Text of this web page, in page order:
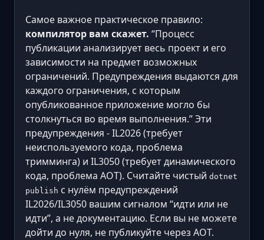
Самое важное практическое правило:
компилятор вам скажет. “Процесс
публикации анализирует весь проект и его
зависимости на предмет возможных
ограничений. Предупреждения выдаются для
каждого ограничения, с которым
опубликованное приложение могло бы
столкнуться во время выполнения.” Эти
предупреждения - IL2026 (требует
неиспользуемого кода, проблема
тримминга) и IL3050 (требует динамического
кода, проблема AOT). Считайте чистый dotnet
publish с нулём предупреждений
IL2026/IL3050 вашим сигналом “идти или не
идти”, а не документацию. Если вы не можете
дойти до нуля, не публикуйте через AOT.